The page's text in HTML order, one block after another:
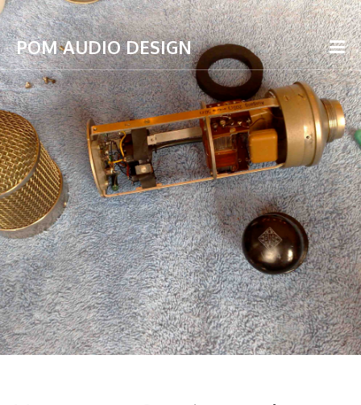
POM AUDIO DESIGN